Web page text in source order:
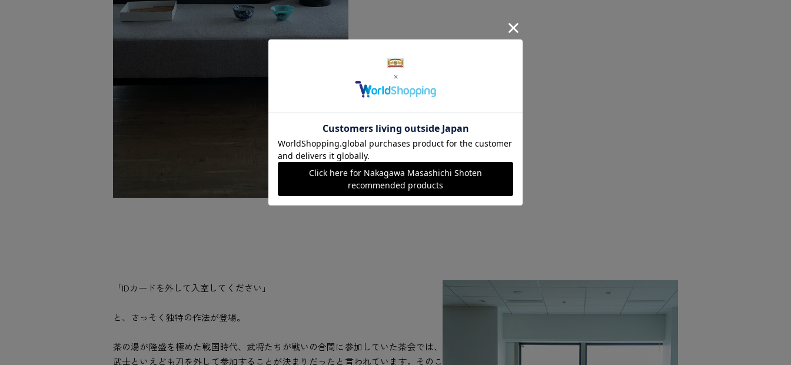
「IDカードを外して入室してください」
と、さっそく独特の作法が登場。
茶の湯が隆盛を極めた戦国時代、武将たちが戦いの合間に参加していた茶会では、
武士といえども刀を外して参加することが決まりだったと言われています。そのこ